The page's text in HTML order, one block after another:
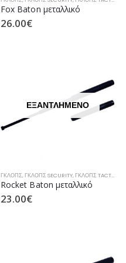
Fox Baton μεταλλικό
26.00€
ΓΚΛΟΠΣ ΑΣΤΥΝΟΜΊΑΣ,ΓΚΛΟΠΣ ΛΙΜΕΝΙΚΟΎ
ΕΞΑΝΤΛΗΜΈΝΟ
ΓΚΛΟΠΣ,ΓΚΛΟΠΣ SECURITY,ΓΚΛΟΠΣ TACTICAL
Rocket Baton μεταλλικό
23.00€